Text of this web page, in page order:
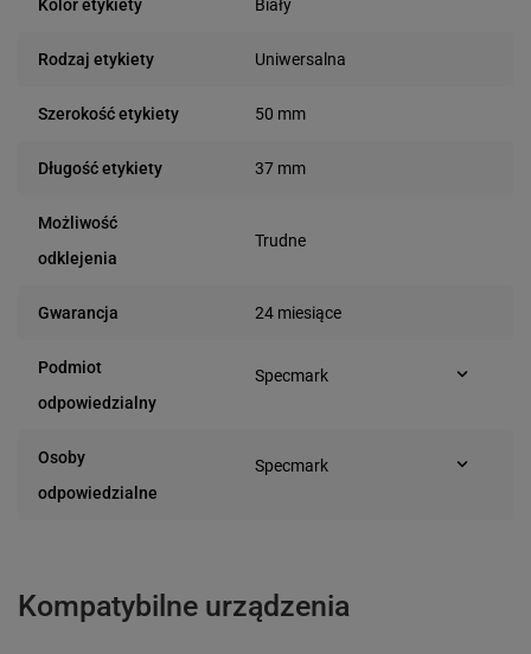
Kolor etykiety Biały
Rodzaj etykiety Uniwersalna
Szerokość etykiety 50 mm
Długość etykiety 37 mm
Możliwość
odklejenia
Trudne
Gwarancja 24 miesiące
Podmiot
odpowiedzialny
Specmark
e-mail: gspr@ptmb.pl
Osoby
odpowiedzialne
Specmark
Kompatybilne urządzenia